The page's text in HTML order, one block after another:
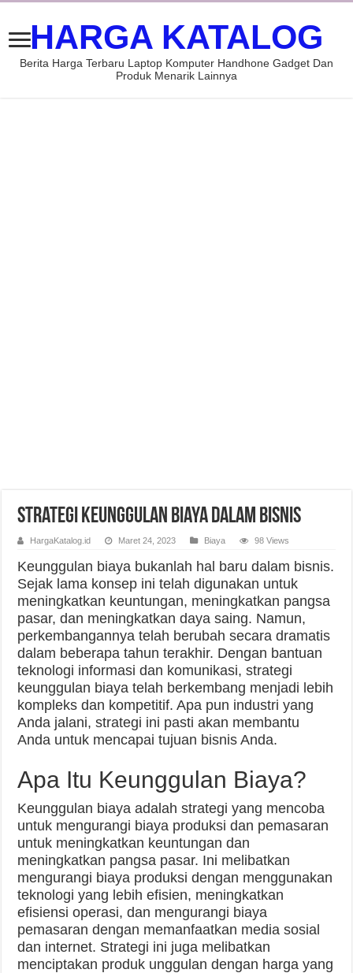
HARGA KATALOG
Berita Harga Terbaru Laptop Komputer Handhone Gadget Dan
Produk Menarik Lainnya
Strategi Keunggulan Biaya dalam Bisnis
HargaKatalog.id Maret 24, 2023 Biaya 98 Views
Keunggulan biaya bukanlah hal baru dalam bisnis.
Sejak lama konsep ini telah digunakan untuk
meningkatkan keuntungan, meningkatkan pangsa
pasar, dan meningkatkan daya saing. Namun,
perkembangannya telah berubah secara dramatis
dalam beberapa tahun terakhir. Dengan bantuan
teknologi informasi dan komunikasi, strategi
keunggulan biaya telah berkembang menjadi lebih
kompleks dan kompetitif. Apa pun industri yang
Anda jalani, strategi ini pasti akan membantu
Anda untuk mencapai tujuan bisnis Anda.
Apa Itu Keunggulan Biaya?
Keunggulan biaya adalah strategi yang mencoba
untuk mengurangi biaya produksi dan pemasaran
untuk meningkatkan keuntungan dan
meningkatkan pangsa pasar. Ini melibatkan
mengurangi biaya produksi dengan menggunakan
teknologi yang lebih efisien, meningkatkan
efisiensi operasi, dan mengurangi biaya
pemasaran dengan memanfaatkan media sosial
dan internet. Strategi ini juga melibatkan
menciptakan produk unggulan dengan harga yang